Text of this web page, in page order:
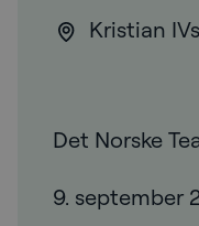
Kristian
Det Norske
9. september